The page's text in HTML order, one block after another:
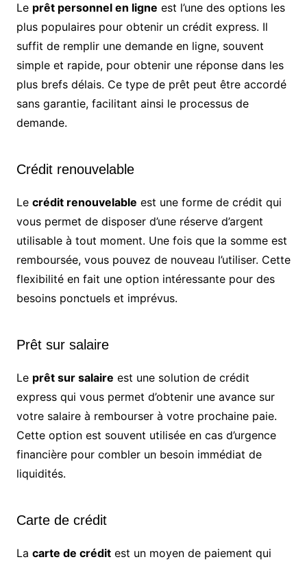
Le prêt personnel en ligne est l’une des options les
plus populaires pour obtenir un crédit express. Il
suffit de remplir une demande en ligne, souvent
simple et rapide, pour obtenir une réponse dans les
plus brefs délais. Ce type de prêt peut être accordé
sans garantie, facilitant ainsi le processus de
demande.
Crédit renouvelable
Le crédit renouvelable est une forme de crédit qui
vous permet de disposer d’une réserve d’argent
utilisable à tout moment. Une fois que la somme est
remboursée, vous pouvez de nouveau l’utiliser. Cette
flexibilité en fait une option intéressante pour des
besoins ponctuels et imprévus.
Prêt sur salaire
Le prêt sur salaire est une solution de crédit
express qui vous permet d’obtenir une avance sur
votre salaire à rembourser à votre prochaine paie.
Cette option est souvent utilisée en cas d’urgence
financière pour combler un besoin immédiat de
liquidités.
Carte de crédit
La carte de créditest un moyen de paiement qui